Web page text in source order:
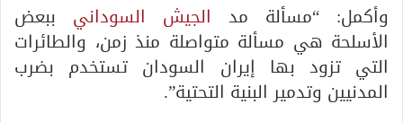
وأكمل: “مسألة مد الجيش السوداني ببعض
الأسلحة هي مسألة متواصلة منذ زمن، والطائرات
التي تزود بها إيران السودان تستخدم بضرب
المدنيين وتدمير البنية التحتية”.